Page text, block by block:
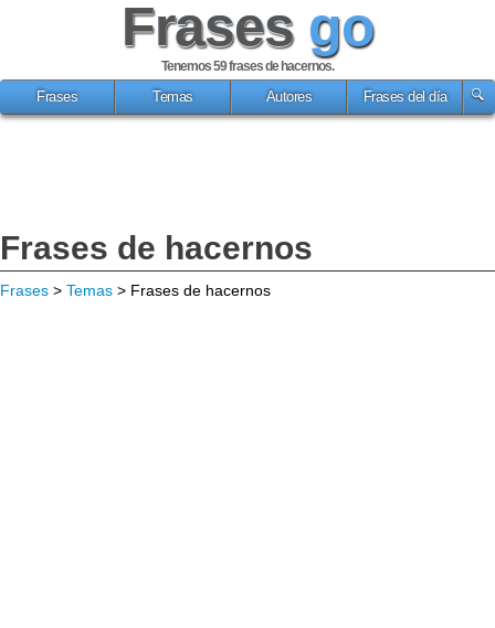
Frases go
Tenemos 59frases de hacernos.
Frases
Temas Autores Frases del día
Frases de hacernos
Frases > Temas > Frases de hacernos